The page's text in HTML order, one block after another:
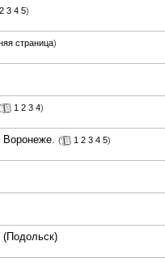
2 3 4 5)
страница)
1 2 3 4)
( 1 2 3 4 5)
(Подольск)